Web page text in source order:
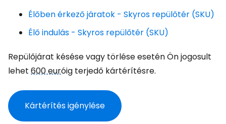
Élőben érkező járatok - Skyros repülőtér (SKU)
Élő indulás - Skyros repülőtér (SKU)
Repülőjárat késése vagy törlése esetén Ön jogosult
lehet 600 euróig terjedő kártérítésre.
Kártérítés igénylése